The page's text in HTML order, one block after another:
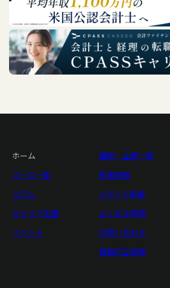
ホーム
コース一覧
コラム
キャリア名鑑
イベント
講師・企業一覧
新着情報
メディア掲載
よくある質問
お問い合わせ
書籍訂正情報